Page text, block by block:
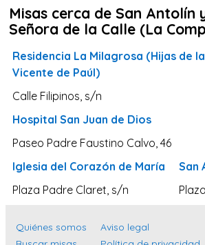
Navarra
Valladolid
Sevilla
Alicante
Misas cerca de San Antolín
Señora de la Calle (La
Residencia La Milagrosa (Hijas de
Vicente de Paúl)
Calle Filipinos, s/n
Hospital San Juan de Dios
Paseo Padre Faustino Calvo, 46
Iglesia del Corazón de María
Plaza Padre Claret, s/n
San
Quiénes somos
Aviso legal